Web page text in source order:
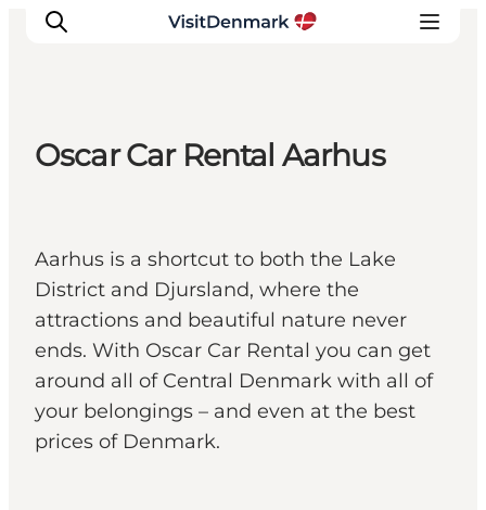
Cosa fare
Dove dormire
Pianifica il viaggio
Oscar Car Rental Aarhus
Aarhus is a shortcut to both the Lake
District and Djursland, where the
attractions and beautiful nature never
ends. With Oscar Car Rental you can get
around all of Central Denmark with all of
your belongings – and even at the best
prices of Denmark.